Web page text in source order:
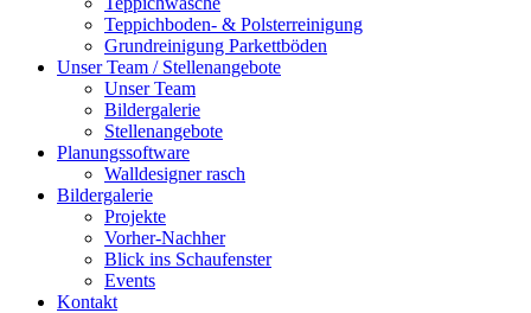
Teppichboden- & Polster­­reinigung
Grundreinigung Parkettböden
Unser Team / Stellenangebote
Unser Team
Bildergalerie
Stellenangebote
Planungssoftware
Walldesigner rasch
Bildergalerie
Projekte
Vorher-Nachher
Blick ins Schaufenster
Events
Kontakt